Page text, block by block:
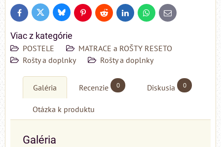
FacebookTwitter BlueskyPinterestReddit LinkedInWhatsApp
E-
mail
Viac z kategórie
POSTELE
MATRACE a ROŠTY RESETO
Rošty a doplnky
Rošty a doplnky
Galéria Recenzie 0 Diskusia 0
Otázka k produktu
Galéria